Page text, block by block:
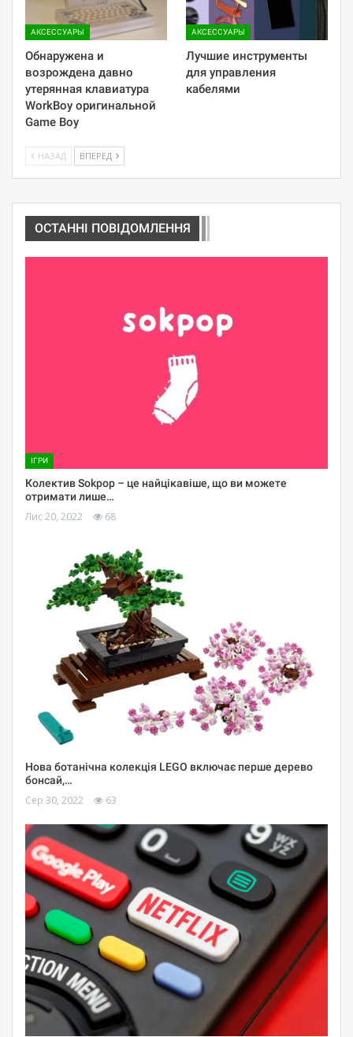
АКСЕССУАРЫ
Обнаружена и
возрождена давно
утерянная клавиатура
WorkBoy оригинальной
Game Boy
АКСЕССУАРЫ
Лучшие инструменты
для управления
кабелями
НАЗАД ВПЕРЕД
ОСТАННІ ПОВІДОМЛЕННЯ
ІГРИ
Колектив Sokpop – це найцікавіше, що ви можете
отримати лише…
Лис 20, 2022 68
Нова ботанічна колекція LEGO включає перше дерево
бонсай,…
Сер 30, 2022 63